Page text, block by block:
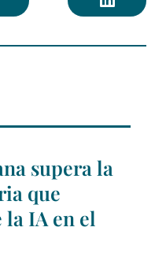
supera la
que
la IA en el